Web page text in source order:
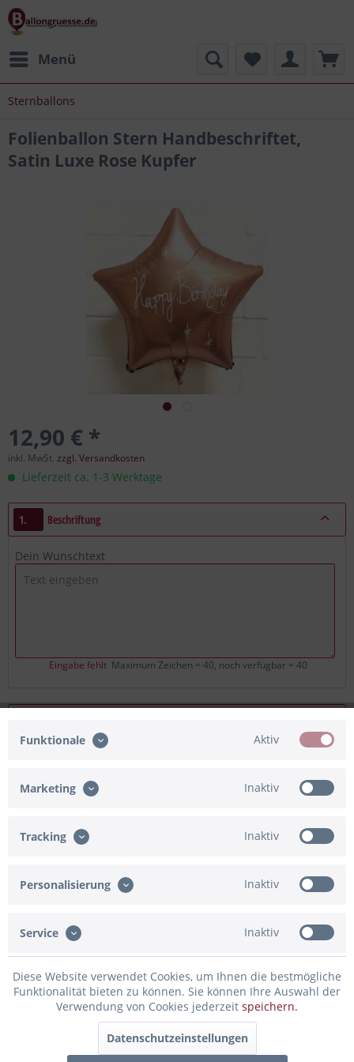
Menü
Sternballons
Folienballon Stern Handbeschriftet,
Satin Luxe Rose Kupfer
12,90 € *
inkl. MwSt. zzgl. Versandkosten
Lieferzeit ca. 1-3 Werktage
1. Beschriftung
Dein Wunschtext
Eingabe fehlt Maximum Zeichen = 40, noch verfügbar = 40
Eingabe fehlt
Konfiguration ist unvollständig - bitte prüfen!
Beschreibung
Erstelle deinen persönlich beschrifteten Herz-Folienballon
Details zum Ballon:...mehr
Funktionale Aktiv
Marketing Inaktiv
Tracking Inaktiv
Personalisierung Inaktiv
Service Inaktiv
Diese Website verwendet Cookies, um Ihnen die bestmögliche
Funktionalität bieten zu können. Sie können Ihre Auswahl der
Verwendung von Cookies jederzeit speichern.
Datenschutzeinstellungen